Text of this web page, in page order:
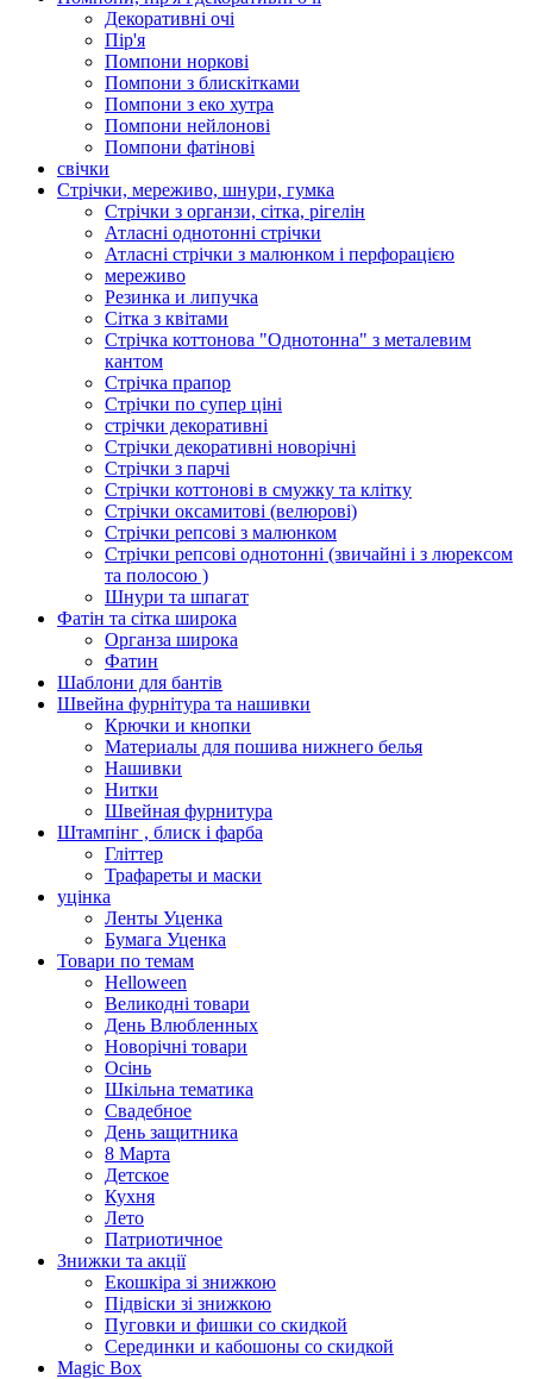
Декоративні очі
Пір'я
Помпони норкові
Помпони з блискітками
Помпони з еко хутра
Помпони нейлонові
Помпони фатінові
свічки
Стрічки, мереживо, шнури, гумка
Стрічки з органзи, сітка, рігелін
Атласні однотонні стрічки
Атласні стрічки з малюнком і перфорацією
мереживо
Резинка и липучка
Сітка з квітами
Стрічка коттонова "Однотонна" з металевим
кантом
Стрічка прапор
Стрічки по супер ціні
стрічки декоративні
Стрічки декоративні новорічні
Стрічки з парчі
Стрічки коттонові в смужку та клітку
Стрічки оксамитові (велюрові)
Стрічки репсові з малюнком
Стрічки репсові однотонні (звичайні і з люрексом
та полосою )
Шнури та шпагат
Фатін та сітка широка
Органза широка
Фатин
Шаблони для бантів
Швейна фурнітура та нашивки
Крючки и кнопки
Материалы для пошива нижнего белья
Нашивки
Нитки
Швейная фурнитура
Штампінг , блиск і фарба
Гліттер
Трафареты и маски
уцінка
Ленты Уценка
Бумага Уценка
Товари по темам
Helloween
Великодні товари
День Влюбленных
Новорічні товари
Осінь
Шкільна тематика
Свадебное
День защитника
8 Марта
Детское
Кухня
Лето
Патриотичное
Знижки та акції
Екошкіра зі знижкою
Підвіски зі знижкою
Пуговки и фишки со скидкой
Серединки и кабошоны со скидкой
Magic Box